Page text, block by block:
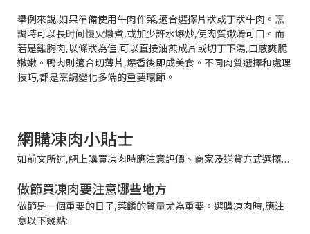
舉例來說,如果準備使用牛肉作菜,適合選擇片狀或丁狀牛肉。烹
調時可以長时间慢火燉煮,或加少許水爆炒,使肉質嫰滑可口。而
若是雞胸肉,以條狀為佳,可以直接油煎成片或切丁下湯,口感爽脆
嫩嫩。鴨肉則適合切薄片,爆香後即成美食。不同肉質選擇和處理
技巧,都是烹調變化多端的重要環節。
網購凍肉小貼士
如前文所述,網上購買凍肉時應注意評價、商家及送貨方式選擇…
做節買凍肉要注意哪些地方
做節是一個重要的日子,菜餚的質量尤為重要。選購凍肉時,應注
意以下幾點: